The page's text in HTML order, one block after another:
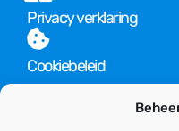
Privacy verklaring
Cookiebeleid